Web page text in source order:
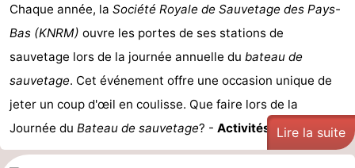
Chaque année, la Société Royale de Sauvetage des Pays-
Bas (KNRM) ouvre les portes de ses stations de
sauvetage lors de la journée annuelle du bateau de
sauvetage. Cet événement offre une occasion unique de
jeter un coup d'œil en coulisse. Que faire lors de la
Journée du Bateau de sauvetage? - Activités ...Lire la suite